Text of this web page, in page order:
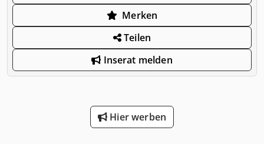
Merken
Teilen
Inserat melden
Hier werben